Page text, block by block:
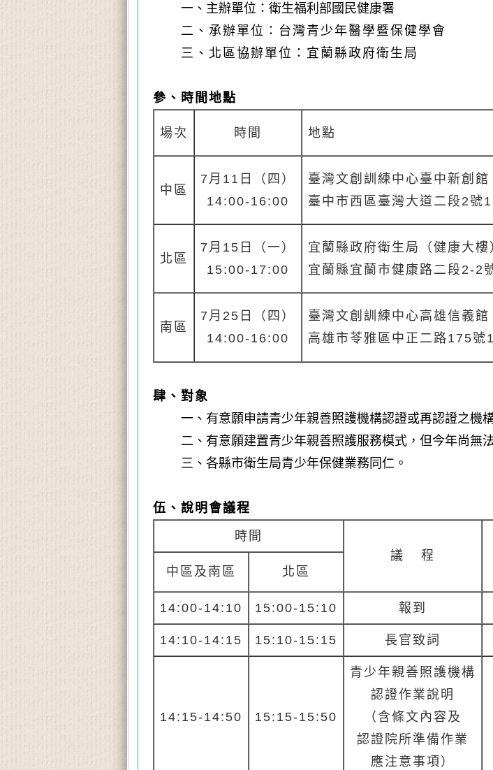
一、主辦單位：衛生福利部國民健康署
二、承辦單位：台灣青少年醫學暨保健學會
三、北區協辦單位：宜蘭縣政府衛生局
參、時間地點
場次 時間 地點
中區
7月11日（四）
14:00-16:00
臺灣文創訓練中心臺中新創館
臺中市西區臺灣大道二段2號
北區
7月15日（一）
15:00-17:00
宜蘭縣政府衛生局（健康大樓
宜蘭縣宜蘭市健康路二段2-2
南區
7月25日（四）
14:00-16:00
臺灣文創訓練中心高雄信義館
高雄市苓雅區中正二路175號
肆、對象
一、有意願申請青少年親善照護機構認證或再認證之機
二、有意願建置青少年親善照護服務模式，但今年尚無
三、各縣市衛生局青少年保健業務同仁。
伍、說明會議程
時 間
議
程
中區及南區 北區
14:00-14:10 15:00-15:10 報到
14:10-14:15 15:10-15:15 長官致詞
14:15-14:50 15:15-15:50
青少年親善照護機構
認證作業說明
（含條文內容及
認證院所準備作業
應注意事項）